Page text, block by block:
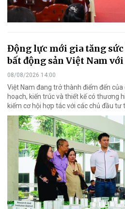
Động lực mới gia tăng
bất động sản Việt Nam
08/08/2026 14:00
Việt Nam đang trở thành điểm đến
hoạch, kiến trúc và thiết kế có thương
kiếm cơ hội hợp tác với các chủ đầu tư